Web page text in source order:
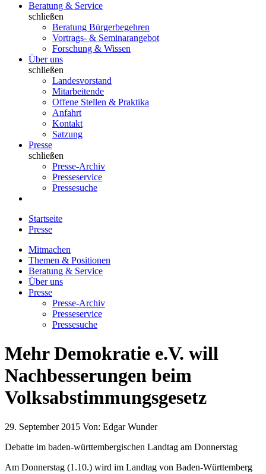
Beratung & Service
schließen
Beratung Bürgerbegehren
Vortrags- & Seminarangebot
Forschung & Wissen
Über uns
schließen
Landesvorstand
Mitarbeitende
Offene Stellen & Praktika
Anfahrt
Kontakt
Satzung
Presse
schließen
Presse-Archiv
Presseservice
Pressesuche
Startseite
Presse
Mitmachen
Themen & Positionen
Beratung & Service
Über uns
Presse
Presse-Archiv
Presseservice
Pressesuche
Mehr Demokratie e.V. will
Nachbesserungen beim
Volksabstimmungsgesetz
29. September 2015 Von: Edgar Wunder
Debatte im baden-württembergischen Landtag am Donnerstag
Am Donnerstag (1.10.) wird im Landtag von Baden-Württemberg